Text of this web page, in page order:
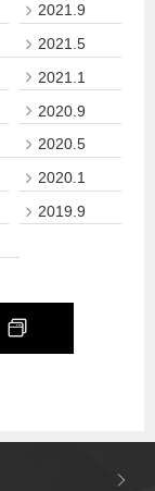
2021.9
2021.5
2021.1
2020.9
2020.5
2020.1
2019.9